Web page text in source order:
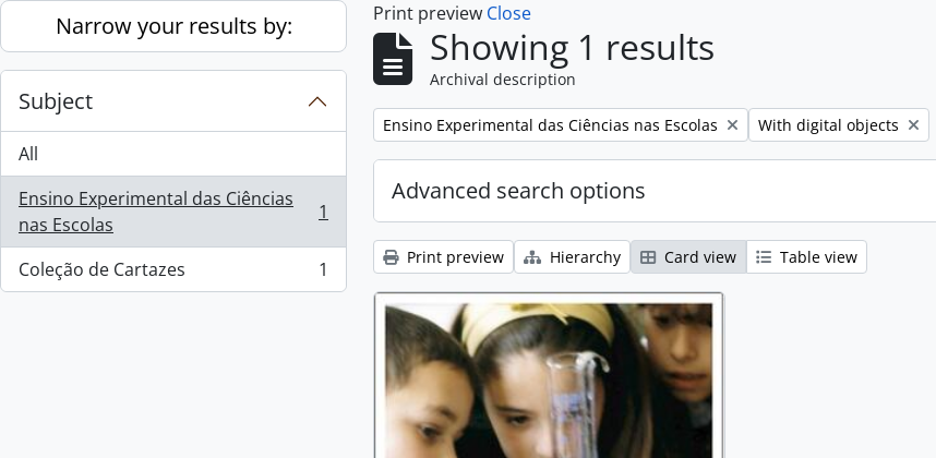
Skip to main content
Narrow your results by:
Subject
All
Ensino Experimental das Ciências
nas Escolas
, 1 results 1
Coleção de Cartazes
, 1 results 1
Print preview Close
Showing 1 results
Archival description
Remove filter:
Ensino Experimental das Ciências nas Escolas Remove filter:
With digital objects
Advanced search options
Print preview Hierarchy Card view Table view